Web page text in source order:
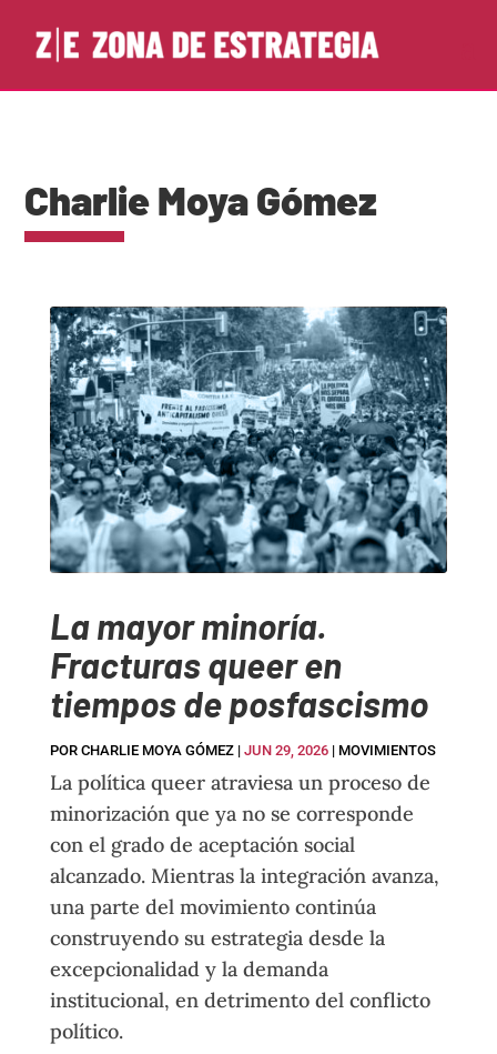
Charlie Moya Gómez
La mayor minoría.
Fracturas queer en
tiempos de posfascismo
POR CHARLIE MOYA GÓMEZ| JUN 29, 2026| MOVIMIENTOS
La política queer atraviesa un proceso de
minorización que ya no se corresponde
con el grado de aceptación social
alcanzado. Mientras la integración avanza,
una parte del movimiento continúa
construyendo su estrategia desde la
excepcionalidad y la demanda
institucional, en detrimento del conflicto
político.